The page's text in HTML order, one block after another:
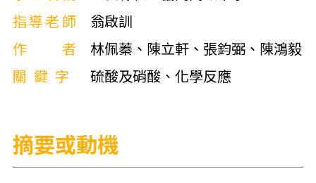
指導老師
翁啟訓
作者
林佩蓁、陳立軒、張鈞弼、陳鴻毅
關鍵字
硫酸及硝酸、化學反應
摘要或動機